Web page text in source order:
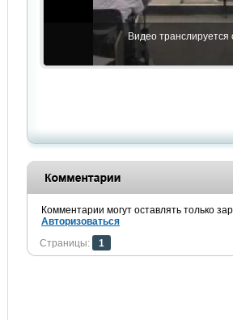
Видео транслируется
Комментарии могут оставлять только
Авторизоваться
Страницы:
1